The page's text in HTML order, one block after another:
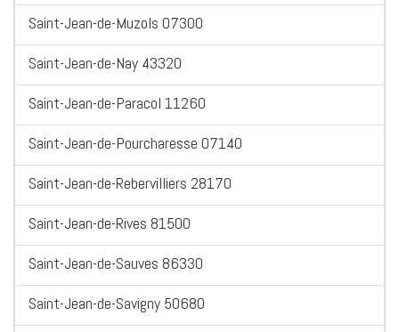
Saint-Jean-de-Muzols 07300
Saint-Jean-de-Nay 43320
Saint-Jean-de-Paracol 11260
Saint-Jean-de-Pourcharesse 07140
Saint-Jean-de-Rebervilliers 28170
Saint-Jean-de-Rives 81500
Saint-Jean-de-Sauves 86330
Saint-Jean-de-Savigny 50680